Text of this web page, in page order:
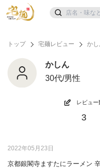
トップ 宅麺レビュー か
かしん
30代/男性
レビュー
3
2022年05月23日
京都銀閣寺ますたにラーメン